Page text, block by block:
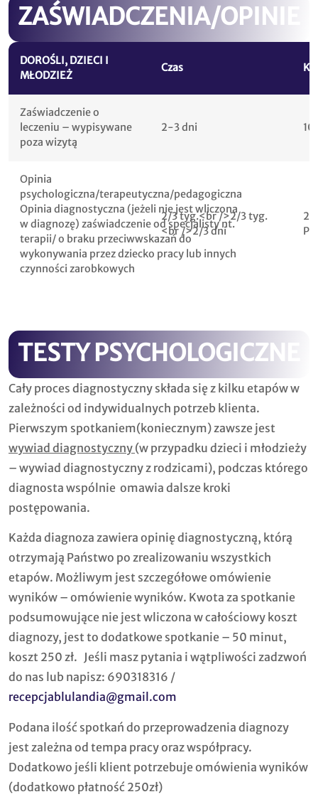
ZAŚWIADCZENIA/OPINIE
DOROŚLI, DZIECI I
MŁODZIEŻ
Czas
Zaświadczenie o
leczeniu – wypisywane
poza wizytą
2-3 dni
Opinia
psychologiczna/terapeutyczna/pedagogiczna
Opinia diagnostyczna (jeżeli nie jest wliczona
w diagnozę) zaświadczenie od specjalisty nt.
terapii/ o braku przeciwwskazań do
wykonywania przez dziecko pracy lub innych
czynności zarobkowych
2/3 tyg.<br />2/3 tyg.
<br />2/3 dni
TESTY PSYCHOLOGICZNE
Cały proces diagnostyczny składa się z kilku etapów w
zależności od indywidualnych potrzeb klienta.
Pierwszym spotkaniem(koniecznym) zawsze jest
wywiad diagnostyczny (w przypadku dzieci i młodzieży
– wywiad diagnostyczny z rodzicami), podczas którego
diagnosta wspólnie omawia dalsze kroki
postępowania.
Każda diagnoza zawiera opinię diagnostyczną, którą
otrzymają Państwo po zrealizowaniu wszystkich
etapów. Możliwym jest szczegółowe omówienie
wyników – omówienie wyników. Kwota za spotkanie
podsumowujące nie jest wliczona w całościowy koszt
diagnozy, jest to dodatkowe spotkanie – 50 minut,
koszt 250 zł. Jeśli masz pytania i wątpliwości zadzwoń
do nas lub napisz: 690318316 /
recepcjablulandia@gmail.com
Podana ilość spotkań do przeprowadzenia diagnozy
jest zależna od tempa pracy oraz współpracy.
Dodatkowo jeśli klient potrzebuje omówienia wyników
(dodatkowo płatność 250zł)